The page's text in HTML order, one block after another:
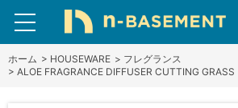
ホーム > HOUSEWARE > フレグランス
> ALOE FRAGRANCE DIFFUSER CUTTING GRASS